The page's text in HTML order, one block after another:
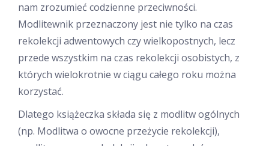
nam zrozumieć codzienne przeciwności.
Modlitewnik przeznaczony jest nie tylko na czas
rekolekcji adwentowych czy wielkopostnych, lecz
przede wszystkim na czas rekolekcji osobistych, z
których wielokrotnie w ciągu całego roku można
korzystać.
Dlatego książeczka składa się z modlitw ogólnych
(np. Modlitwa o owocne przeżycie rekolekcji),